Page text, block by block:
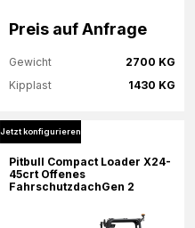
Preis auf Anfrage
2700 KG
Gewicht
1430 KG
Kipplast
Mehr Informationen
Jetzt konfigurieren
Jetzt konfigurieren
Pitbull Compact Loader X24-
45crt Offenes
FahrschutzdachGen 2